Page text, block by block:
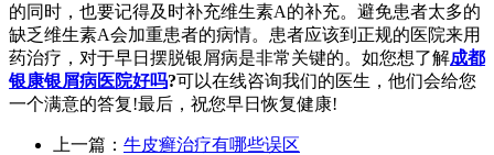
的同时，也要记得及时补充维生素A的补充。避免患者太多的
缺乏维生素A会加重患者的病情。患者应该到正规的医院来用
药治疗，对于早日摆脱银屑病是非常关键的。如您想了解成都
银康银屑病医院好吗?可以在线咨询我们的医生，他们会给您
一个满意的答复!最后，祝您早日恢复健康!
上一篇： 牛皮癣治疗有哪些误区